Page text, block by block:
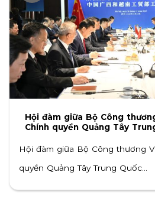
Hội đàm giữa Bộ Công
Chính quyền Quảng Tây
Hội đàm giữa Bộ Công thương
quyền Quảng Tây Trung Quốc...